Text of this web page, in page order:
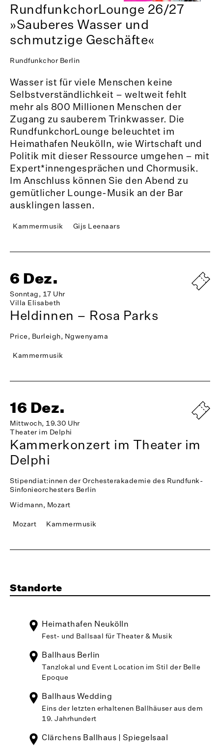
RundfunkchorLounge 26/27
»Sauberes Wasser und
schmutzige Geschäfte«
Rundfunkchor Berlin
Wasser ist für viele Menschen keine
Selbstverständlichkeit – weltweit fehlt
mehr als 800 Millionen Menschen der
Zugang zu sauberem Trinkwasser. Die
RundfunkchorLounge beleuchtet im
Heimathafen Neukölln, wie Wirtschaft und
Politik mit dieser Ressource umgehen – mit
Expert*innengesprächen und Chormusik.
Im Anschluss können Sie den Abend zu
gemütlicher Lounge-Musik an der Bar
ausklingen lassen.
Kammermusik Gijs Leenaars
6 Dez.
Sonntag, 17 Uhr
Villa Elisabeth
Heldinnen – Rosa Parks
Price, Burleigh, Ngwenyama
Kammermusik
16 Dez.
Mittwoch, 19.30 Uhr
Theater im Delphi
Kammerkonzert im Theater im
Delphi
Stipendiat:innen der Orchesterakademie des Rundfunk-
Sinfonieorchesters Berlin
Widmann, Mozart
Mozart Kammermusik
Standorte
Heimathafen Neukölln
Fest- und Ballsaal für Theater & Musik
Ballhaus Berlin
Tanzlokal und Event Location im Stil der Belle
Epoque
Ballhaus Wedding
Eins der letzten erhaltenen Ballhäuser aus dem
19. Jahrhundert
Clärchens Ballhaus | Spiegelsaal